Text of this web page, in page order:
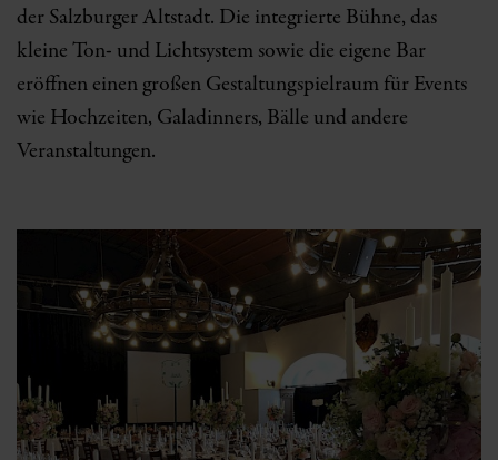
der Salzburger Altstadt. Die integrierte Bühne, das
kleine Ton- und Lichtsystem sowie die eigene Bar
eröffnen einen großen Gestaltungspielraum für Events
wie Hochzeiten, Galadinners, Bälle und andere
Veranstaltungen.